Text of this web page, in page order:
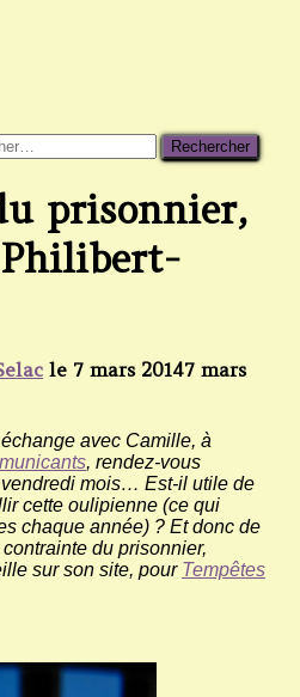
prisonnier,
le 7 mars 20147 mars
avec Camille, à
, rendez-vous
mois… Est-il utile de
cette oulipienne (ce qui
chaque année) ? Et donc de
du prisonnier,
sur son site, pour Tempêtes